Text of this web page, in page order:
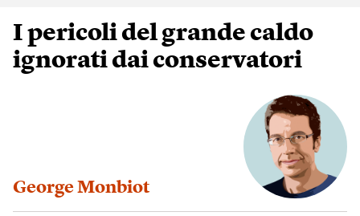
I pericoli del grande caldo
ignorati dai conservatori
George Monbiot